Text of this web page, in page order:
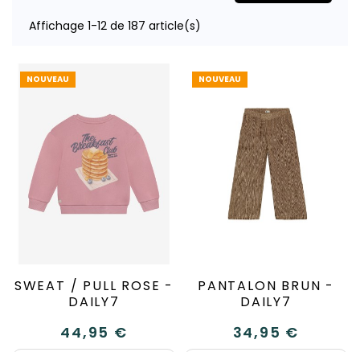
Affichage 1-12 de 187 article(s)
NOUVEAU
SWEAT / PULL ROSE -
DAILY7
44,95 €
NOUVEAU
PANTALON BRUN -
DAILY7
34,95 €